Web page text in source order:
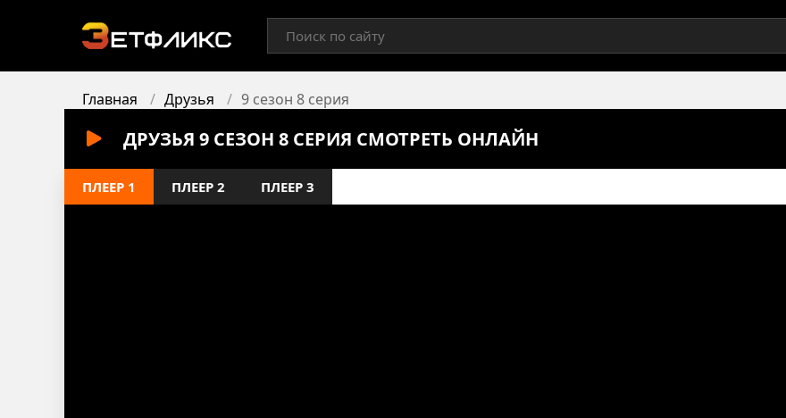
Главная Друзья 9 сезон 8 серия
ДРУЗЬЯ 9 СЕЗОН 8 СЕРИЯ СМОТРЕТЬ ОНЛАЙН
ПЛЕЕР 1 ПЛЕЕР 2 ПЛЕЕР 3